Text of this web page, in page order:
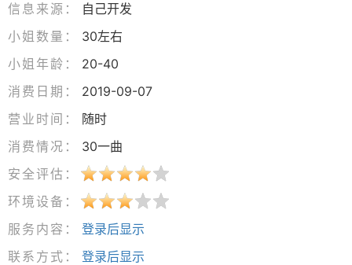
信息来源：
自己开发
小姐数量：
30左右
小姐年龄：
20-40
消费日期：
2019-09-07
营业时间：
随时
消费情况：
30一曲
安全评估：
环境设备：
服务内容：
登录后显示
联系方式：
登录后显示